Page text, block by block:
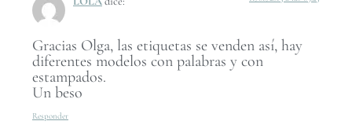
Gracias Olga, las etiquetas se venden así, hay
diferentes modelos con palabras y con
estampados.
Un beso
Responder